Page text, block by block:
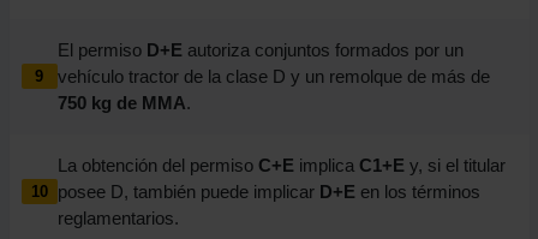
9
El permiso D+E autoriza conjuntos formados por un
vehículo tractor de la clase D y un remolque de más de
750 kg de MMA.
10
La obtención del permiso C+E implica C1+E y, si el titular
posee D, también puede implicar D+E en los términos
reglamentarios.